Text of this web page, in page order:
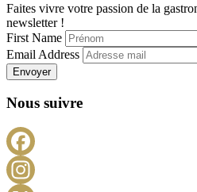
Faites vivre votre passion de la
newsletter !
First Name
Email Address
Envoyer
Nous suivre